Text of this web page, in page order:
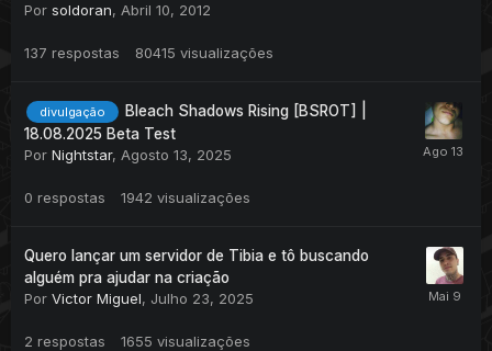
Por soldoran, Abril 10, 2012
137 respostas 80415 visualizações
divulgação
Bleach Shadows Rising [BSROT] |
18.08.2025 Beta Test
Por Nightstar, Agosto 13, 2025
0 respostas 1942 visualizações
Quero lançar um servidor de Tibia e tô buscando
alguém pra ajudar na criação
Por Victor Miguel, Julho 23, 2025
2 respostas 1655 visualizações